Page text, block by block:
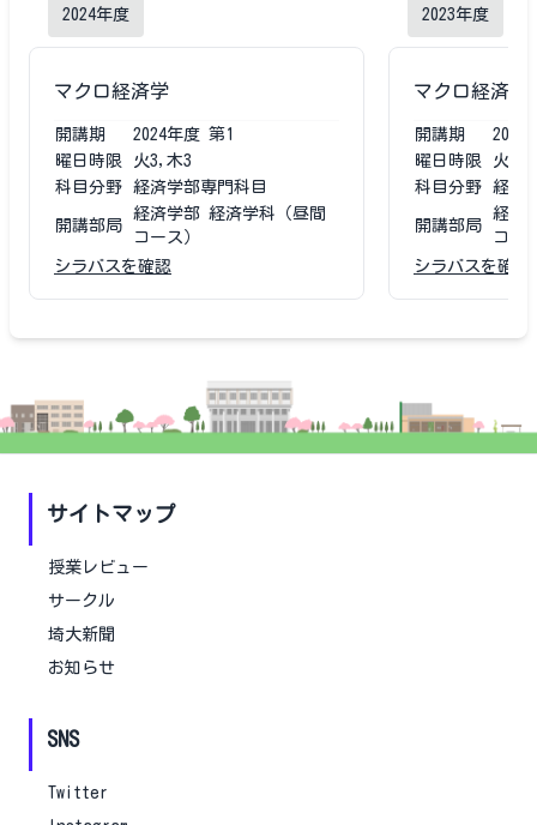
2024年度
マクロ経済学
開講期 2024年度 第1
曜日時限
火3,木3
科目分野
経済学部専門科目
開講部局
経済学部 経済学科（昼間
コース）
シラバスを確認
2023年度
マクロ経済学
開講期 2023
曜日時限
火3,
科目分野
経済
開講部局
経済
コー
シラバスを確認
サイトマップ
授業レビュー
サークル
埼大新聞
お知らせ
SNS
Twitter